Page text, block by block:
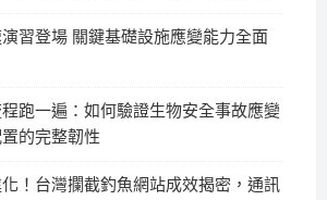
習登場 關鍵基礎設施應變能力全面
跑一遍：如何驗證生物安全事故應變
的完整韌性
！台灣攔截釣魚網站成效揭密，通訊